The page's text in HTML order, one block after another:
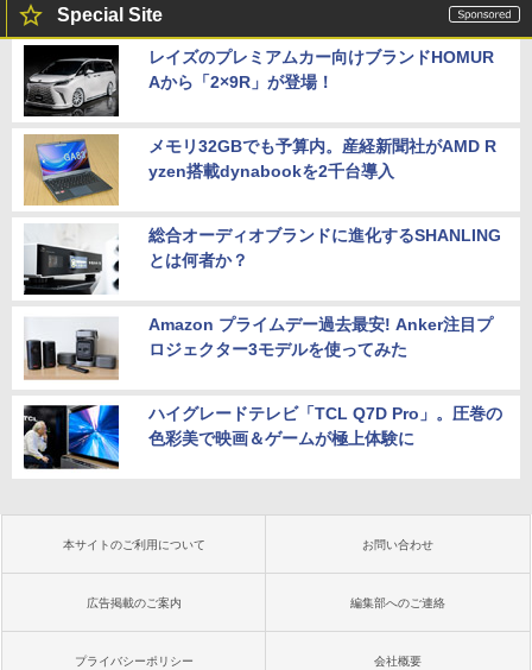
Special Site
レイズのプレミアムカー向けブランドHOMUR
Aから「2×9R」が登場！
メモリ32GBでも予算内。産経新聞社がAMD R
yzen搭載dynabookを2千台導入
総合オーディオブランドに進化するSHANLING
とは何者か？
Amazon プライムデー過去最安! Anker注目プ
ロジェクター3モデルを使ってみた
ハイグレードテレビ「TCL Q7D Pro」。圧巻の
色彩美で映画＆ゲームが極上体験に
本サイトのご利用について お問い合わせ
広告掲載のご案内 編集部へのご連絡
プライバシーポリシー 会社概要